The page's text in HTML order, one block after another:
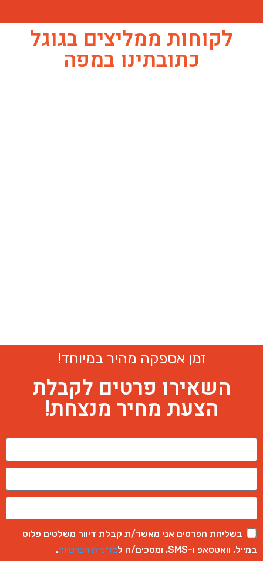
לקוחות ממליצים בגוגל
כתובתינו במפה
זמן אספקה מהיר במיוחד!
השאירו פרטים לקבלת
הצעת מחיר מנצחת!
בשליחת הפרטים אני מאשר/ת קבלת דיוור משלטים פלוס
במייל, וואטסאפ ו-SMS, ומסכים/ה ל
מדיניות הפרטיות.